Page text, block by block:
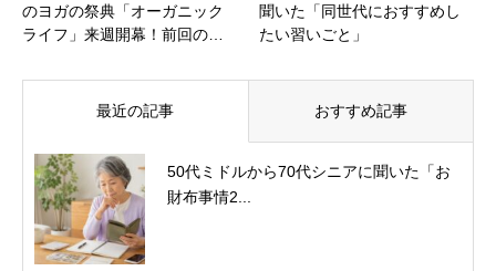
のヨガの祭典「オーガニック
ライフ」来週開幕！前回の…
聞いた「同世代におすすめし
たい習いごと」
最近の記事 おすすめ記事
50代ミドルから70代シニアに聞いた「お
財布事情2...